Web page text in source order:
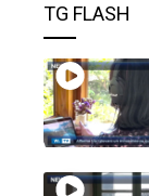
TG FLASH